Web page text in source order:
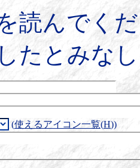
読んでく
たとみな
(使えるアイコン一覧(H))